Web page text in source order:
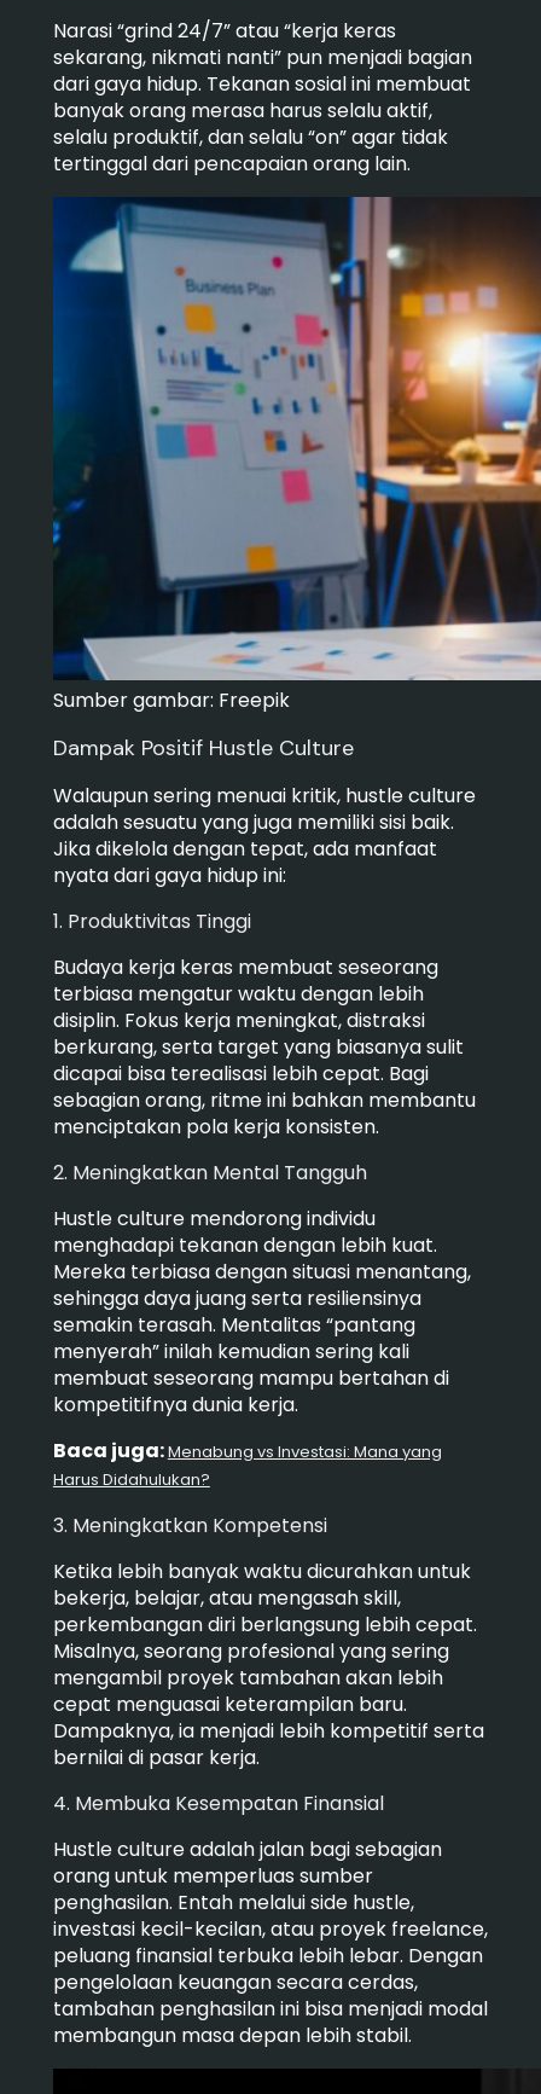
Narasi “grind 24/7” atau “kerja keras
sekarang, nikmati nanti” pun menjadi bagian
dari gaya hidup. Tekanan sosial ini membuat
banyak orang merasa harus selalu aktif,
selalu produktif, dan selalu “on” agar tidak
tertinggal dari pencapaian orang lain.
Sumber gambar: Freepik
Dampak Positif Hustle Culture
Walaupun sering menuai kritik, hustle culture
adalah sesuatu yang juga memiliki sisi baik.
Jika dikelola dengan tepat, ada manfaat
nyata dari gaya hidup ini:
1. Produktivitas Tinggi
Budaya kerja keras membuat seseorang
terbiasa mengatur waktu dengan lebih
disiplin. Fokus kerja meningkat, distraksi
berkurang, serta target yang biasanya sulit
dicapai bisa terealisasi lebih cepat. Bagi
sebagian orang, ritme ini bahkan membantu
menciptakan pola kerja konsisten.
2. Meningkatkan Mental Tangguh
Hustle culture mendorong individu
menghadapi tekanan dengan lebih kuat.
Mereka terbiasa dengan situasi menantang,
sehingga daya juang serta resiliensinya
semakin terasah. Mentalitas “pantang
menyerah” inilah kemudian sering kali
membuat seseorang mampu bertahan di
kompetitifnya dunia kerja.
Baca juga:Menabung vs Investasi: Mana yang
Harus Didahulukan?
3. Meningkatkan Kompetensi
Ketika lebih banyak waktu dicurahkan untuk
bekerja, belajar, atau mengasah skill,
perkembangan diri berlangsung lebih cepat.
Misalnya, seorang profesional yang sering
mengambil proyek tambahan akan lebih
cepat menguasai keterampilan baru.
Dampaknya, ia menjadi lebih kompetitif serta
bernilai di pasar kerja.
4. Membuka Kesempatan Finansial
Hustle culture adalah jalan bagi sebagian
orang untuk memperluas sumber
penghasilan. Entah melalui side hustle,
investasi kecil-kecilan, atau proyek freelance,
peluang finansial terbuka lebih lebar. Dengan
pengelolaan keuangan secara cerdas,
tambahan penghasilan ini bisa menjadi modal
membangun masa depan lebih stabil.